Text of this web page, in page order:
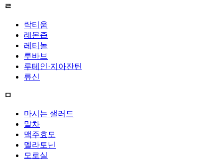
ㄹ
락티움
레몬즙
레티놀
루바브
루테인·지아잔틴
류신
ㅁ
마시는 샐러드
말차
맥주효모
멜라토닌
모로실